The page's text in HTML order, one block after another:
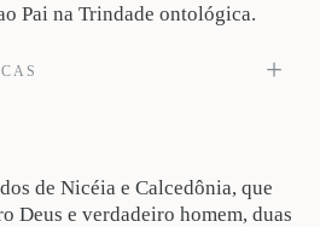
Pai na Trindade ontológica.
Ef 2:18; 2Tm 1:9; 1Pe 5:10; Jd 1:21.
de Nicéia e Calcedônia, que
Deus e verdadeiro homem, duas